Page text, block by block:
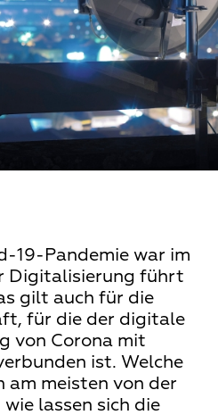
19-Pandemie war im
Digitalisierung führt
gilt auch für die
für die der digitale
von Corona mit
ist. Welche
am meisten von der
lassen sich die